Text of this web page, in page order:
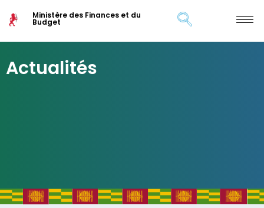
Ministère des Finances et du
Budget
Actualités